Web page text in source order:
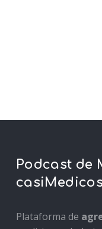
Podcast de
Plataforma de